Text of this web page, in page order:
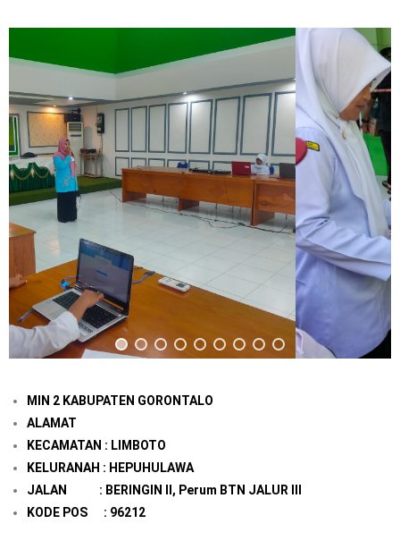
MIN 2 KABUPATEN GORONTALO
ALAMAT
KECAMATAN : LIMBOTO
KELURANAH : HEPUHULAWA
JALAN : BERINGIN II, Perum BTN JALUR III
KODE POS : 96212